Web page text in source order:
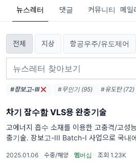
뉴스레터 댓글 커뮤니티 메일
전체 지상 항공우주/유도제어
#장보고-III #무인기 (95) #유도탄 (72)
#보도자료 (54)
#LIG넥스
#엔진 (54)
#한국항공우주
#레이다 (46)
#요격 (42)
#국방과학연구소 (37)
#터
차기 잠수함 VLS용 완충기술
고에너지 흡수 소재를 이용한 고충격/고성
충기술. 장보고-III Batch-I 사업으로 국내
합동참모회의('05.10)에서 소요결정된 이후
2025.01.06 · 수중/해양 · 멤버십 · 조회 1.23K